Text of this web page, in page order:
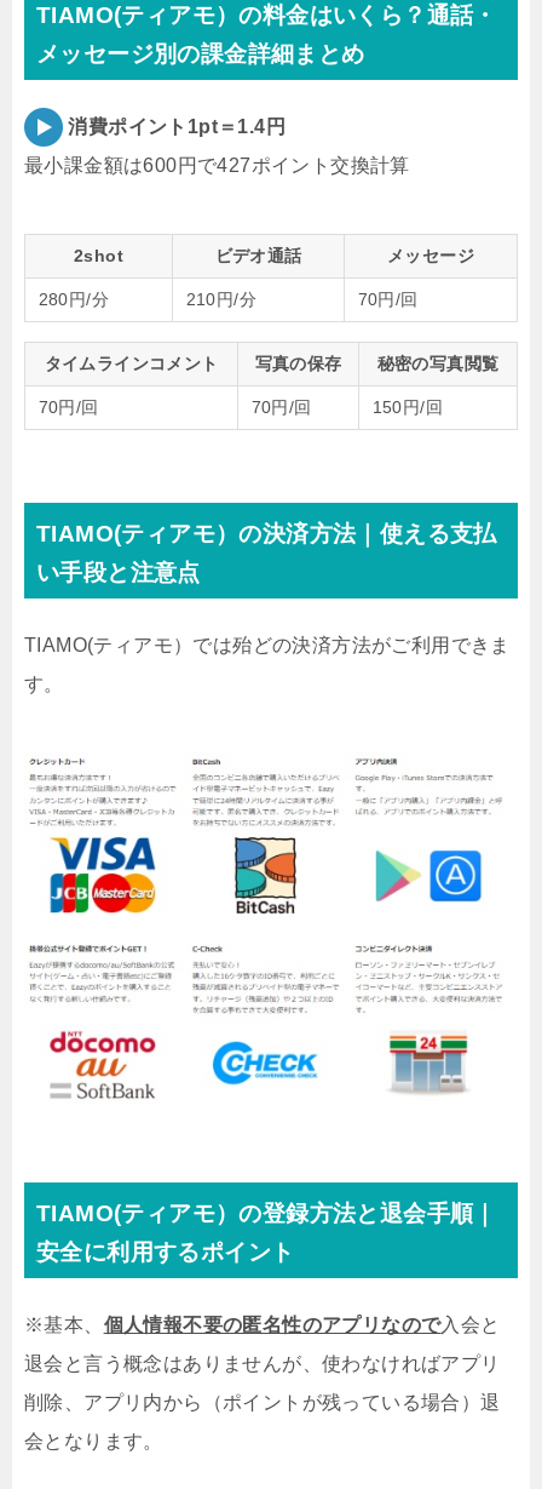
TIAMO(ティアモ）の料金はいくら？通話・
メッセージ別の課金詳細まとめ
消費ポイント1pt＝1.4円
最小課金額は600円で427ポイント交換計算
2shot ビデオ通話 メッセージ
280円/分 210円/分 70円/回
タイムラインコメント 写真の保存 秘密の写真閲覧
70円/回 70円/回 150円/回
TIAMO(ティアモ）の決済方法｜使える支払
い手段と注意点
TIAMO(ティアモ）では殆どの決済方法がご利用できま
す。
TIAMO(ティアモ）の登録方法と退会手順｜
安全に利用するポイント
※基本、 個人情報不要の匿名性のアプリなので入会と
退会と言う概念はありませんが、使わなければアプリ
削除、アプリ内から（ポイントが残っている場合）退
会となります。